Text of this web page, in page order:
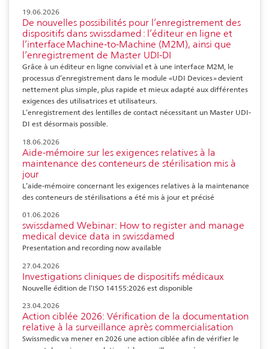
19.06.2026
De nouvelles possibilités pour l’enregistrement des
dispositifs dans swissdamed : l’éditeur en ligne et
l’interface Machine-to-Machine (M2M), ainsi que
l’enregistrement de Master UDI-DI
Grâce à un éditeur en ligne convivial et à une interface M2M, le
processus d’enregistrement dans le module « UDI Devices » devient
nettement plus simple, plus rapide et mieux adapté aux différentes
exigences des utilisatrices et utilisateurs.
L’enregistrement des lentilles de contact nécessitant un Master UDI-
DI est désormais possible.
18.06.2026
Aide-mémoire sur les exigences relatives à la
maintenance des conteneurs de stérilisation mis à
jour
L’aide-mémoire concernant les exigences relatives à la maintenance
des conteneurs de stérilisations a été mis à jour et précisé
01.06.2026
swissdamed Webinar: How to register and manage
medical device data in swissdamed
Presentation and recording now available
27.04.2026
Investigations cliniques de dispositifs médicaux
Nouvelle édition de l’ISO 14155:2026 est disponible
23.04.2026
Action ciblée 2026: Vérification de la documentation
relative à la surveillance après commercialisation
Swissmedic va mener en 2026 une action ciblée afin de vérifier le